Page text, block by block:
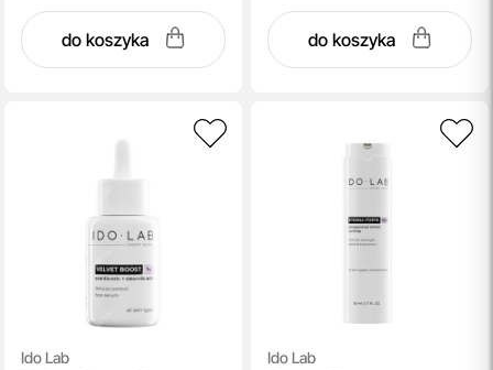
do koszyka do koszyka
Ido Lab Ido Lab